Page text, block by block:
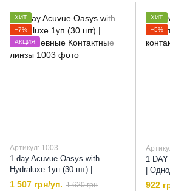
ХИТ
−7%
АКЦИЯ
Артикул: 1003
1 day Acuvue Oasys with
Hydraluxe 1уп (30 шт) |
Однодневные Контактные
1 507 грн/уп. 1 620 грн
ХИТ
−5%
1
|
линзы
922